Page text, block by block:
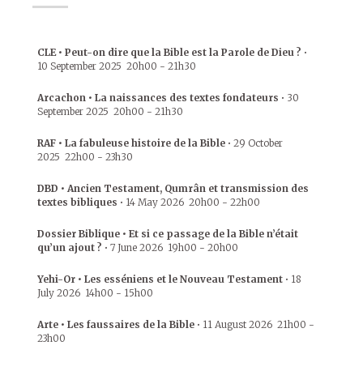
CLE • Peut-on dire que la Bible est la Parole de Dieu ? •
10 September 2025 20h00 - 21h30
Arcachon • La naissances des textes fondateurs • 30
September 2025 20h00 - 21h30
RAF • La fabuleuse histoire de la Bible • 29 October
2025 22h00 - 23h30
DBD • Ancien Testament, Qumrân et transmission des
textes bibliques • 14 May 2026 20h00 - 22h00
Dossier Biblique • Et si ce passage de la Bible n’était
qu’un ajout ? • 7 June 2026 19h00 - 20h00
Yehi-Or • Les esséniens et le Nouveau Testament • 18
July 2026 14h00 - 15h00
Arte • Les faussaires de la Bible • 11 August 2026 21h00 -
23h00